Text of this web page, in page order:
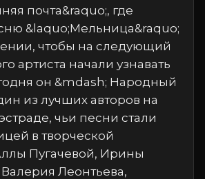
почта&raquo;, где
&laquo;Мельница&raquo;
чтобы на следующий
артиста начали узнавать
он &mdash; Народный
из лучших авторов на
чьи песни стали
в творческой
Пугачевой, Ирины
Леонтьева,